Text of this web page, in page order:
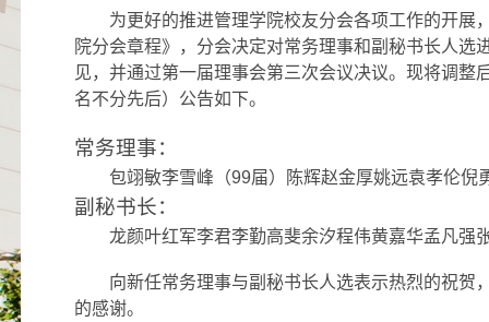
历任领导
为更好的推进管理学院校友分会各项工作的开展
院分会章程》，分会决定对常务理事和副秘书长人选
见，并通过第一届理事会第三次会议决议。现将调整
名不分先后）公告如下。
常务理事：
包翊敏李雪峰（99届）陈辉赵金厚姚远袁孝伦倪
副秘书长：
龙颜叶红军李君李勤高斐余汐程伟黄嘉华孟凡强
向新任常务理事与副秘书长人选表示热烈的祝贺
的感谢。